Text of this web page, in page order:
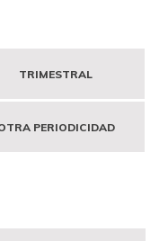
TRIMESTRAL
PERIODICIDAD